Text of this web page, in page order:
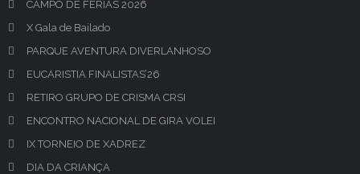
CAMPO DE FÉRIAS 2026
X Gala de Bailado
PARQUE AVENTURA DIVERLANHOSO
EUCARISTIA FINALISTAS’26
RETIRO GRUPO DE CRISMA CRSI
ENCONTRO NACIONAL DE GIRA VOLEI
IX TORNEIO DE XADREZ
DIA DA CRIANÇA